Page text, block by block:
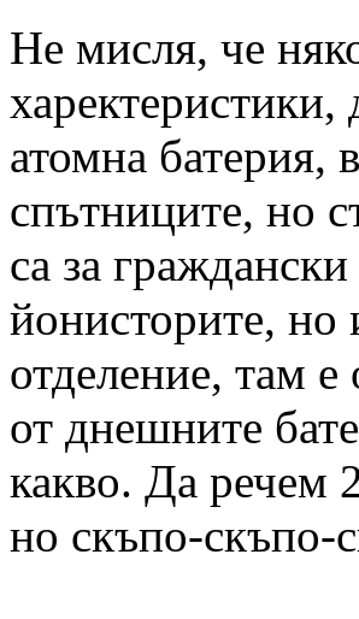
Не мисля, че
атомна батерия,
спътниците, но
са за
йонисторите, но
отделение, там
от днешните
какво. Да речем
но скъпо-скъпо-